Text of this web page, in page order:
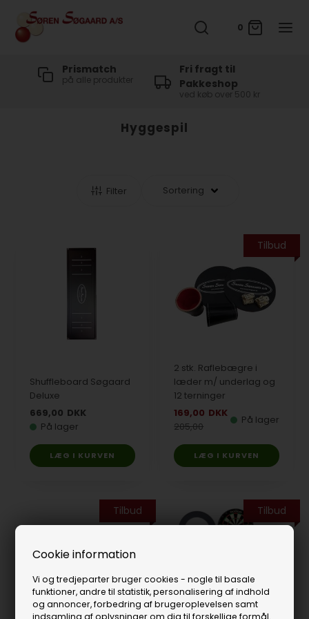
Cookie information
Vi og tredjeparter bruger cookies - nogle til basale
funktioner, andre til statistik, personalisering af indhold
og annoncer, forbedring af brugeroplevelsen samt
indsamling af oplysninger om dig til forskellige formål.
0
Prismatch
på alle produkter
Fri fragt til
Pakkeshop
ved køb over 500 kr
Hyggespil
Filter
Shuffleboard Søgaard
Deluxe
669,00 DKK
På lager
Tilbud
2 stk. Raflebægre i
læder m/ underlag og
12 terninger
169,00 DKK
205,00
På lager
Tilbud Tilbud